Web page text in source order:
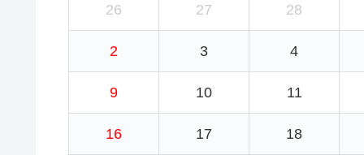
26 27 28
2 3 4
9 10 11
16 17 18